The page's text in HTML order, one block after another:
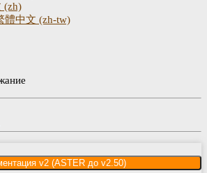
(zh)
體中文 (zh-tw)
v2 (ASTER до v2.50)